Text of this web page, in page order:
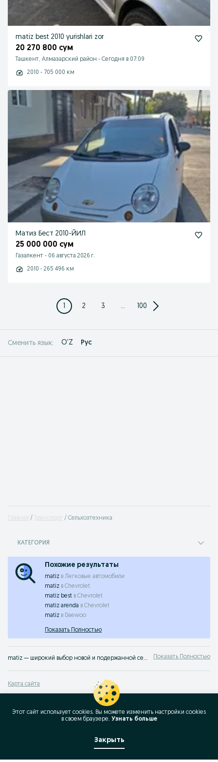
matiz best 2010 yurishlari zor
20 270 800 сум
Ташкент, Алмазарский район - Сегодня в 07:09
2010 - 705 000 км
Матиз Бест 2010-ЙИЛ
25 000 000 сум
Газалкент - 06 августа 2026 г.
2010 - 265 496 км
1 2 3 ... 100
Сменить язык: O'Z Рус
Главная Транспорт Сельхозтехника
КАТЕГОРИЯ
Похожие результаты
matiz в Легковые автомобили
matiz в Chevrolet
matiz best в Chevrolet
matiz arenda в Chevrolet
matiz в Daewoo
Показать Полностью
matiz — широкий выбор новой и подержанной сельхозтехники в Узбекистане ✔️ Выгодные цены и актуальные предложения ⭐ Надежная продажа и покупка техники на OLX.uz Показать Полностью
Карта сайта
Карта бизнес-страницы
Популярные запросы
Этот сайт использует cookies. Вы можете изменить настройки cookies
в своeм браузере. Узнать больше
Закрыть